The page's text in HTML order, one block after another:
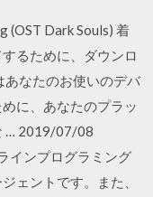
Dark Souls) 着
るために、ダウンロ
あなたのお使いのデバ
に、あなたのプラッ
… 2019/07/08
インプログラミング
ェントです。また、